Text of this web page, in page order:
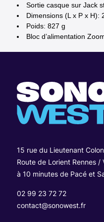
Sortie casque sur Jack
Dimensions (L x P x H):
Poids: 827 g
Bloc d’alimentation
15 rue du Lieutenant
Route de Lorient Rennes /
à 10 minutes de Pacé et
02 99 23 72 72
contact@sonowest.fr